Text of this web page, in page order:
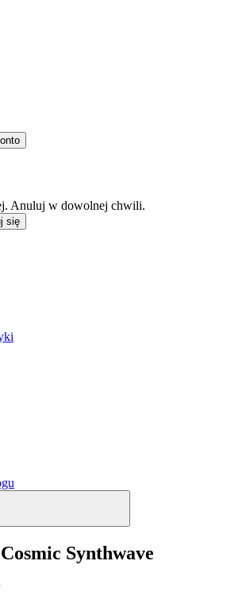
Anuluj w dowolnej chwili.
się
Synthwave